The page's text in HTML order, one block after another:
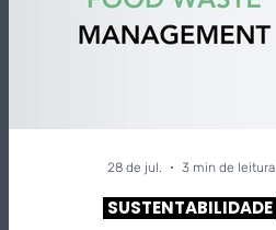
vinhos em prova e
SUSTENTABILIDADE
28 de jul. 3 min de leitura